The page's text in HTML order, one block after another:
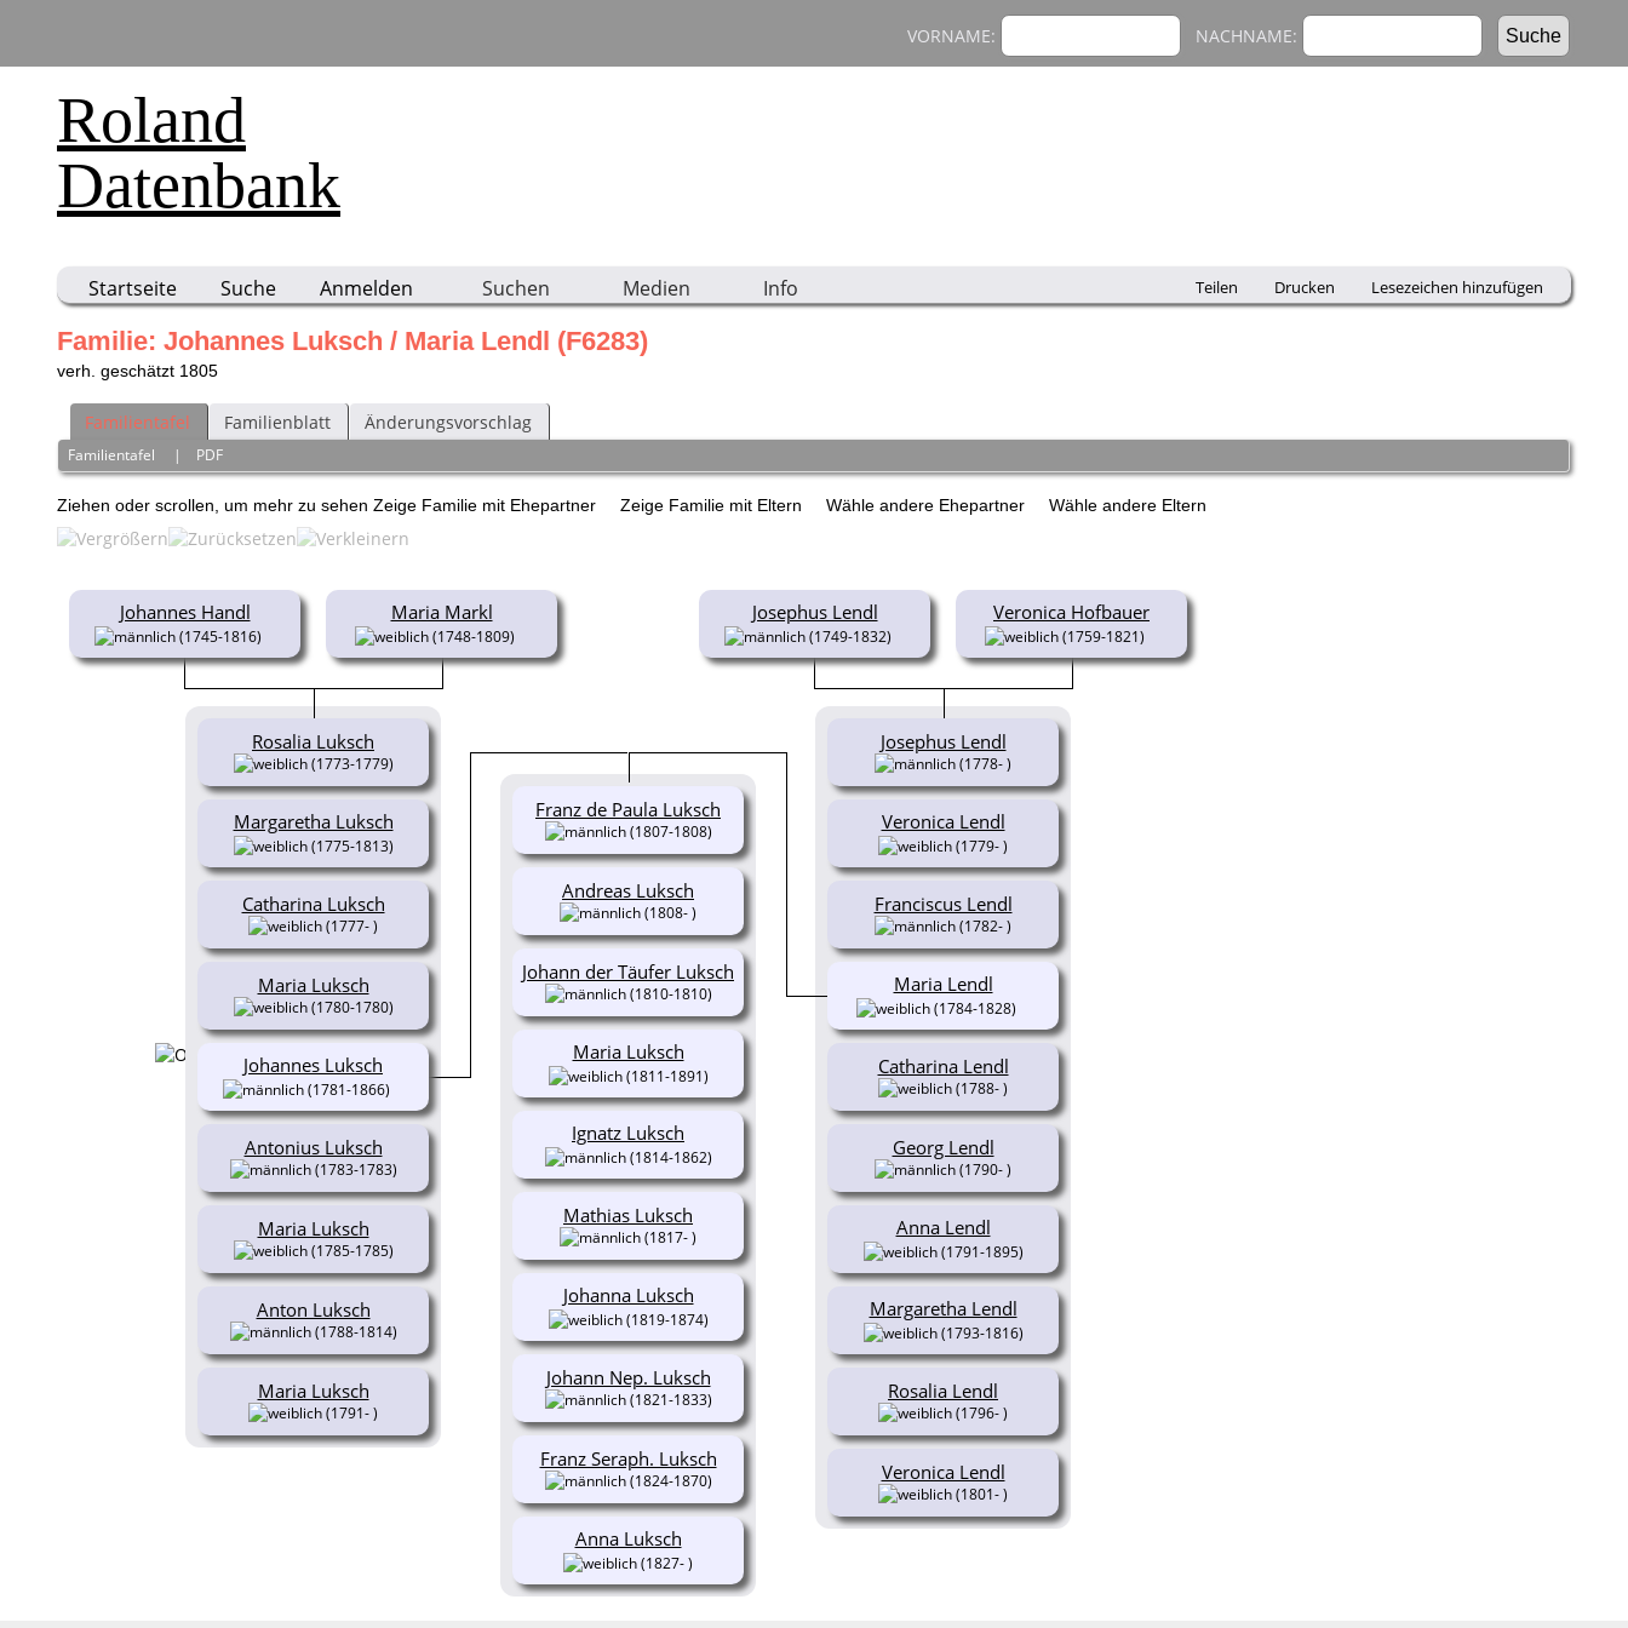
Roland
Datenbank
VORNAME: NACHNAME:
Startseite Suche Anmelden Suchen Medien Info Teilen Drucken Lesezeichen hinzufügen
Familie: Johannes Luksch / Maria Lendl (F6283)
verh. geschätzt 1805
Familientafel Familienblatt Änderungsvorschlag
Familientafel | PDF
Ziehen oder scrollen, um mehr zu sehen Zeige Familie mit Ehepartner Zeige Familie mit Eltern Wähle andere Ehepartner Wähle andere Eltern
Johannes Handl
(1745-1816)
Maria Markl
(1748-1809)
Rosalia Luksch
(1773-1779)
Margaretha Luksch
(1775-1813)
Catharina Luksch
(1777- )
Maria Luksch
(1780-1780)
Antonius Luksch
(1783-1783)
Maria Luksch
(1785-1785)
Anton Luksch
(1788-1814)
Maria Luksch
(1791- )
Josephus Lendl
(1749-1832)
Veronica Hofbauer
(1759-1821)
Josephus Lendl
(1778- )
Veronica Lendl
(1779- )
Franciscus Lendl
(1782- )
Catharina Lendl
(1788- )
Georg Lendl
(1790- )
Anna Lendl
(1791-1895)
Margaretha Lendl
(1793-1816)
Rosalia Lendl
(1796- )
Veronica Lendl
(1801- )
Johannes Luksch
(1781-1866)
Maria Lendl
(1784-1828)
Franz de Paula Luksch
(1807-1808)
Andreas Luksch
(1808- )
Johann der Täufer Luksch
(1810-1810)
Maria Luksch
(1811-1891)
Ignatz Luksch
(1814-1862)
Mathias Luksch
(1817- )
Johanna Luksch
(1819-1874)
Johann Nep. Luksch
(1821-1833)
Franz Seraph. Luksch
(1824-1870)
Anna Luksch
(1827- )